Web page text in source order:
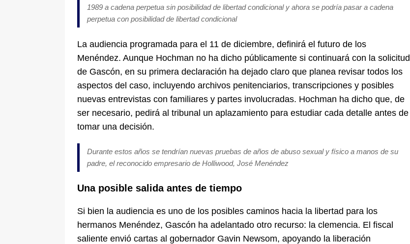
1989 a cadena perpetua sin posibilidad de libertad condicional y ahora se podría pasar a cadena
perpetua con posibilidad de libertad condicional
La audiencia programada para el 11 de diciembre, definirá el futuro de los
Menéndez. Aunque Hochman no ha dicho públicamente si continuará con la solicitud
de Gascón, en su primera declaración ha dejado claro que planea revisar todos los
aspectos del caso, incluyendo archivos penitenciarios, transcripciones y posibles
nuevas entrevistas con familiares y partes involucradas. Hochman ha dicho que, de
ser necesario, pedirá al tribunal un aplazamiento para estudiar cada detalle antes de
tomar una decisión.
Durante estos años se tendrían nuevas pruebas de años de abuso sexual y físico a manos de su
padre, el reconocido empresario de Holliwood, José Menéndez
Una posible salida antes de tiempo
Si bien la audiencia es uno de los posibles caminos hacia la libertad para los
hermanos Menéndez, Gascón ha adelantado otro recurso: la clemencia. El fiscal
saliente envió cartas al gobernador Gavin Newsom, apoyando la liberación